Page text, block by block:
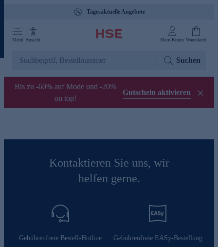
Tagesaktuelle Angebote
Menü Ansicht Mein Konto Warenkorb
Suchen
Bis zu -60% auf Mode und -20%
on top!
Gutschein aktivieren
Kontaktieren Sie uns, wir
helfen gerne.
Gebührenfreie Bestell-Hotline Gebührenfreie EASy-Bestellung